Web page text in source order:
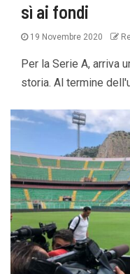
sì ai fondi
19 Novembre 2020
Per la Serie A, arriva
storia. Al termine